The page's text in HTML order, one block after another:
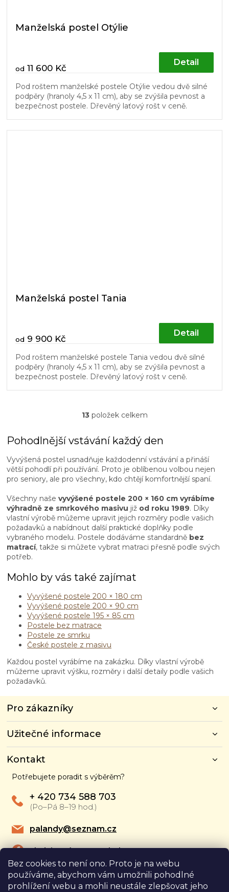
Bez cookies to není ono. Proto je na webu
používáme, abychom vám umožnili pohodlné
prohlížení webu a mohli neustále zlepšovat jeho
Manželská postel Otýlie
od 11 600 Kč
Detail
Pod roštem manželské postele Otýlie vedou dvě silné
podpěry (hranoly 4,5 x 11 cm), aby se zvýšila pevnost a
bezpečnost postele. Dřevěný laťový rošt v ceně.
Manželská postel Tania
od 9 900 Kč
Detail
Pod roštem manželské postele Tania vedou dvě silné
podpěry (hranoly 4,5 x 11 cm), aby se zvýšila pevnost a
bezpečnost postele. Dřevěný laťový rošt v ceně.
O
l
d
a
c
p
r
v
k
y
v
i
s
u
13položek celkem
Pohodlnější vstávání každý den
Vyvýšená postel usnadňuje každodenní vstávání a přináší
větší pohodlí při používání. Proto je oblíbenou volbou nejen
pro seniory, ale pro všechny, kdo chtějí komfortnější spaní.
Všechny naše vyvýšené postele 200 × 160 cm vyrábíme
výhradně ze smrkového masivu již od roku 1989. Díky
vlastní výrobě můžeme upravit jejich rozměry podle vašich
požadavků a nabídnout další praktické doplňky podle
vybraného modelu. Postele dodáváme standardně bez
matrací, takže si můžete vybrat matraci přesně podle svých
potřeb.
Mohlo by vás také zajímat
Vyvýšené postele 200 × 180 cm
Vyvýšené postele 200 × 90 cm
Vyvýšené postele 195 × 85 cm
Postele bez matrace
Postele ze smrku
České postele z masivu
Každou postel vyrábíme na zakázku. Díky vlastní výrobě
můžeme upravit výšku, rozměry i další detaily podle vašich
požadavků.
Pro zákazníky
Užitečné informace
Kontakt
Potřebujete poradit s výběrěm?
+ 420 734 588 703
(Po–Pá 8–19 hod.)
palandy@seznam.cz
Sledujte nás na Faceboku
Sledujte nás na Youtube